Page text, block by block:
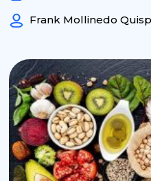
Frank Mollinedo